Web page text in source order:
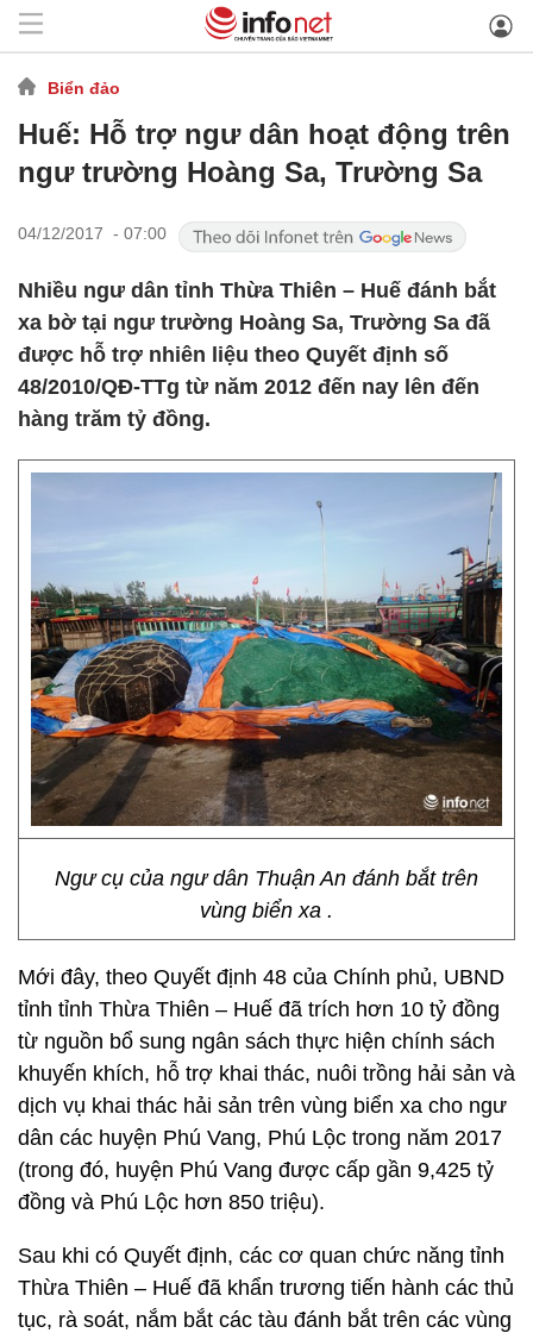
Biển đảo
Huế: Hỗ trợ ngư dân hoạt động trên
ngư trường Hoàng Sa, Trường Sa
04/12/2017 - 07:00
Nhiều ngư dân tỉnh Thừa Thiên – Huế đánh bắt
xa bờ tại ngư trường Hoàng Sa, Trường Sa đã
được hỗ trợ nhiên liệu theo Quyết định số
48/2010/QĐ-TTg từ năm 2012 đến nay lên đến
hàng trăm tỷ đồng.
Ngư cụ của ngư dân Thuận An đánh bắt trên
vùng biển xa .
Mới đây, theo Quyết định 48 của Chính phủ, UBND
tỉnh tỉnh Thừa Thiên – Huế đã trích hơn 10 tỷ đồng
từ nguồn bổ sung ngân sách thực hiện chính sách
khuyến khích, hỗ trợ khai thác, nuôi trồng hải sản và
dịch vụ khai thác hải sản trên vùng biển xa cho ngư
dân các huyện Phú Vang, Phú Lộc trong năm 2017
(trong đó, huyện Phú Vang được cấp gần 9,425 tỷ
đồng và Phú Lộc hơn 850 triệu).
Sau khi có Quyết định, các cơ quan chức năng tỉnh
Thừa Thiên – Huế đã khẩn trương tiến hành các thủ
tục, rà soát, nắm bắt các tàu đánh bắt trên các vùng